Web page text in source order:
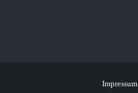
Impressum